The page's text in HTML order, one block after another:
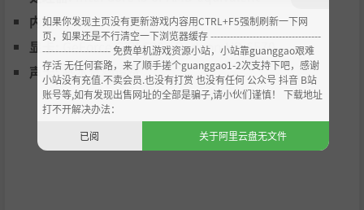
内存:4 GB RAM
显卡: GeForce GTX 630 / Radeon HD 6570
声卡:基本音频设备
如果你发现主页没有更新游戏内容用CTRL+F5强制刷新一下网
页，如果还是不行清空一下浏览器缓存 ----------------------------------
--------------------- 免费单机游戏资源小站，小站靠guanggao艰难
存活 无任何套路，来了顺手搓个guanggao1-2次支持下吧，感谢
小站没有充值.不卖会员.也没有打赏 也没有任何 公众号 抖音 B站
账号等,如有发现出售网址的全部是骗子,请小伙们谨慎！ 下载地址
打不开解决办法：
已阅
关于阿里云盘无文件